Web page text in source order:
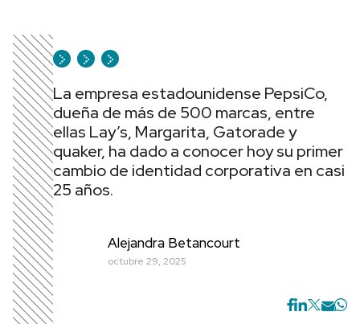
La empresa estadounidense PepsiCo,
dueña de más de 500 marcas, entre
ellas Lay’s, Margarita, Gatorade y
quaker, ha dado a conocer hoy su primer
cambio de identidad corporativa en casi
25 años.
Alejandra Betancourt
octubre 29, 2025